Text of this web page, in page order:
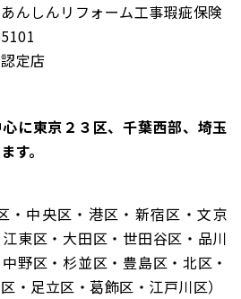
んしんリフォーム工事瑕疵保険
定店
に東京２３区、千葉西部、埼玉
す。
・中央区・港区・新宿区・文京
東区・大田区・世田谷区・品川
野区・杉並区・豊島区・北区・
・足立区・葛飾区・江戸川区）